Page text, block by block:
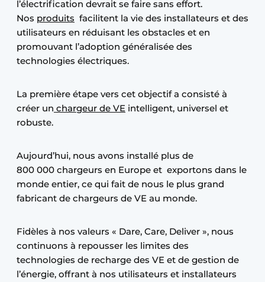
l’électrification devrait se faire sans effort.
Nos produits facilitent la vie des installateurs et des
utilisateurs en réduisant les obstacles et en
promouvant l’adoption généralisée des
technologies électriques.
La première étape vers cet objectif a consisté à
créer un chargeur de VE intelligent, universel et
robuste.
Aujourd’hui, nous avons installé plus de
800 000 chargeurs en Europe et exportons dans le
monde entier, ce qui fait de nous le plus grand
fabricant de chargeurs de VE au monde.
Fidèles à nos valeurs « Dare, Care, Deliver », nous
continuons à repousser les limites des
technologies de recharge des VE et de gestion de
l’énergie, offrant à nos utilisateurs et installateurs